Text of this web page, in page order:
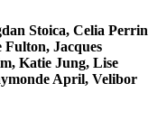
Stoica, Celia Perrin
Jacques
Katie Jung, Lise
April, Velibor